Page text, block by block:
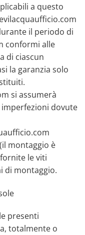
a questo
il periodo di
conformi alle
di ciascun
la garanzia solo
si assumerà
dovute
montaggio è
le viti
di montaggio.
presenti
totalmente o